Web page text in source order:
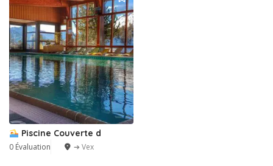
Piscine Couverte d
0 Évaluation ➔ Vex